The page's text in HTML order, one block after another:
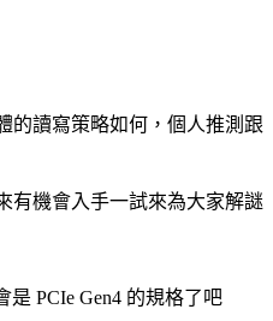
的讀寫策略如何，個人推測跟
有機會入手一試來為大家解謎
是 PCIe Gen4 的規格了吧